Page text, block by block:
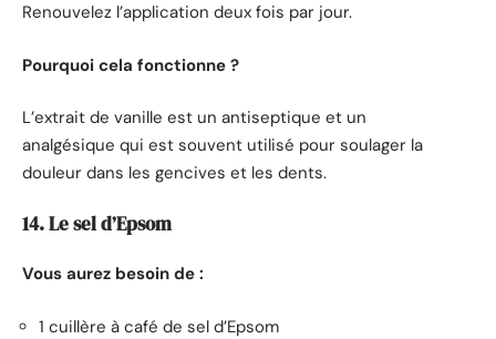
Renouvelez l’application deux fois par jour.
Pourquoi cela fonctionne ?
L’extrait de vanille est un antiseptique et un
analgésique qui est souvent utilisé pour soulager la
douleur dans les gencives et les dents.
14. Le sel d’Epsom
Vous aurez besoin de :
1 cuillère à café de sel d’Epsom